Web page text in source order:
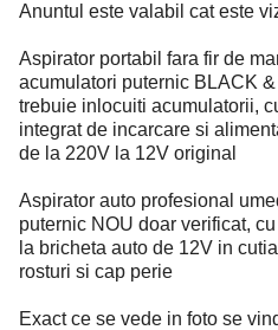
Anuntul este valabil cat este
Aspirator portabil fara fir de
acumulatori puternic BLACK
trebuie inlocuiti acumulatorii,
integrat de incarcare si
de la 220V la 12V original
Aspirator auto profesional
puternic NOU doar verificat,
la bricheta auto de 12V in
rosturi si cap perie
Exact ce se vede in foto se